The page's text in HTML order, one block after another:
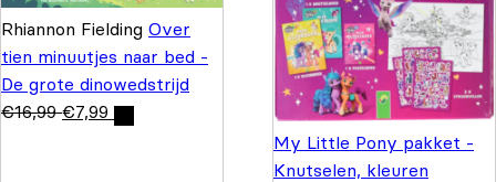
Rhiannon Fielding Over
tien minuutjes naar bed -
De grote dinowedstrijd
€16,99 €7,99
My Little Pony pakket -
Knutselen, kleuren